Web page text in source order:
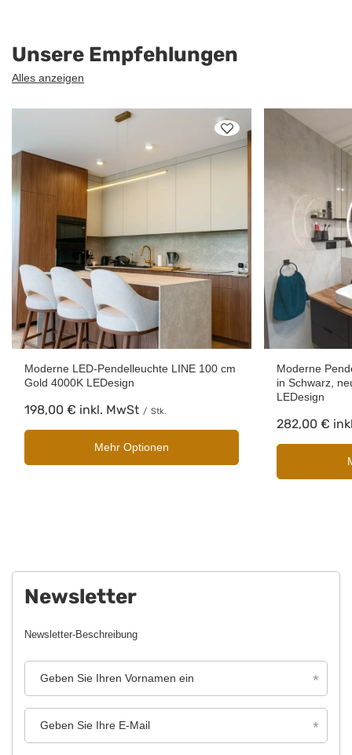
Unsere Empfehlungen
Alles anzeigen
Moderne LED-Pendelleuchte LINE 100 cm
Gold 4000K LEDesign
198,00 € inkl. MwSt / Stk.
Mehr Optionen
Moderne
in Schwarz,
LEDesign
282,00 €
Newsletter
Newsletter-Beschreibung
Geben Sie Ihren Vornamen ein
Geben Sie Ihre E-Mail